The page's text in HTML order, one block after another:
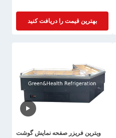
بهترین قیمت را دریافت کنید
ویترین فریزر صفحه نمایش گوشت